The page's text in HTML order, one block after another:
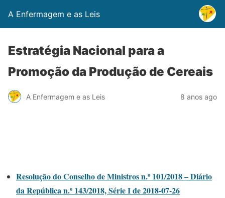
A Enfermagem e as Leis
Estratégia Nacional para a
Promoção da Produção de Cereais
A Enfermagem e as Leis 8 anos ago
Resolução do Conselho de Ministros n.º 101/2018 – Diário
da República n.º 143/2018, Série I de 2018-07-26